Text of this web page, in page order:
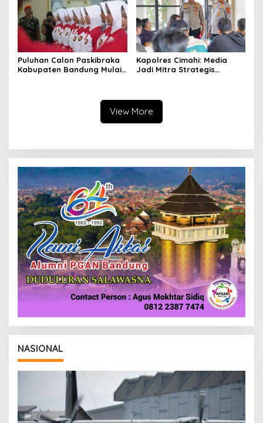
Puluhan Calon Paskibraka
Kabupaten Bandung Mulai
Kapolres Cimahi: Media
Jadi Mitra Strategis
View More
NASIONAL